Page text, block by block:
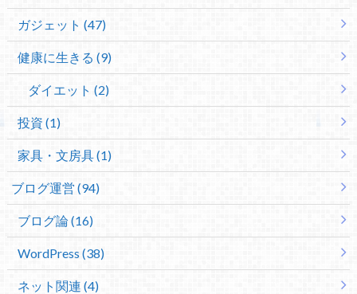
ガジェット (47)
健康に生きる (9)
ダイエット (2)
投資 (1)
家具・文房具 (1)
ブログ運営 (94)
ブログ論 (16)
WordPress (38)
ネット関連 (4)